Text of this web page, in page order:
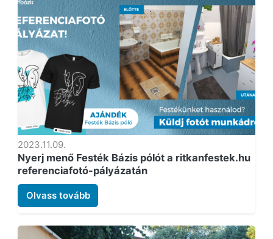
2023.11.09.
Nyerj menő Festék Bázis pólót a ritkanfestek.hu
referenciafotó-pályázatán
Olvass tovább